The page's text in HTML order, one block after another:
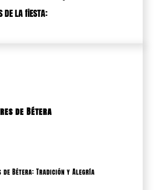
de la fiesta:
de Bétera
de Bétera: Tradición y Alegría